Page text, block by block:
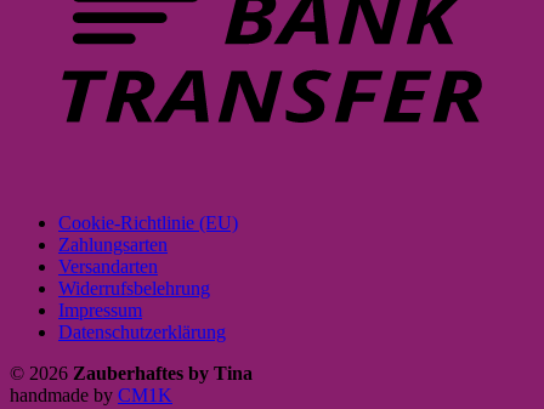
Cookie-Richtlinie (EU)
Zahlungsarten
Versandarten
Widerrufsbelehrung
Impressum
Datenschutzerklärung
© 2026 Zauberhaftes by Tina
handmade by CM1K